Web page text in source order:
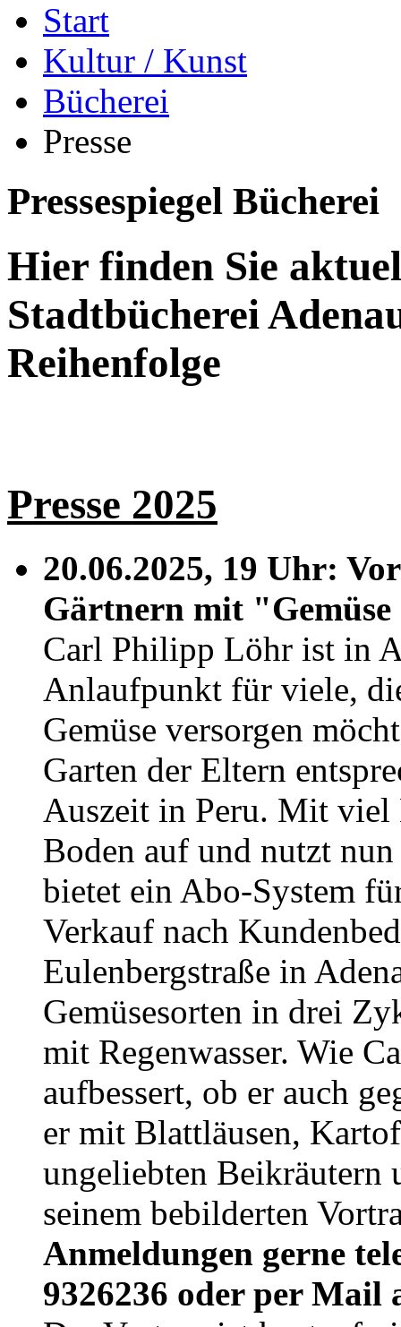
Start
Kultur / Kunst
Bücherei
Presse
Pressespiegel Bücherei
Hier finden Sie
Stadtbücherei
Reihenfolge
Presse 2025
20.06.2025, 19 Uhr:
Gärtnern mit
Carl Philipp Löhr ist in
Anlaufpunkt für viele,
Gemüse versorgen
Garten der Eltern
Auszeit in Peru. Mit viel
Boden auf und nutzt
bietet ein Abo-System
Verkauf nach
Eulenbergstraße in
Gemüsesorten in drei
mit Regenwasser. Wie
aufbessert, ob er auch
er mit Blattläusen,
ungeliebten Beikräutern
seinem bebilderten
Anmeldungen gerne
9326236 oder per Mail